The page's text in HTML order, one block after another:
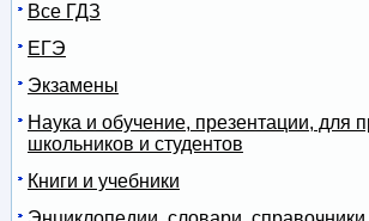
Все ГДЗ
ЕГЭ
Экзамены
Наука и обучение, презентации, для
школьников и студентов
Книги и учебники